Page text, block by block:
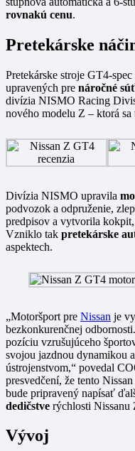
rovnakú cenu.
Pretekárske
Pretekárske stroje GT4-
upravených pre náročné
divízia NISMO Racing
nového modelu Z – ktorá sa
Divízia NISMO upravila
podvozok a odpruženie,
predpisov a vytvorila
Vzniklo tak pretekárske
aspektech.
„Motoršport pre Nissan je
bezkonkurenčnej
pozíciu vzrušujúceho
svojou jazdnou dynamikou
ústrojenstvom,“ povedal
presvedčení, že tento
bude pripravený napísať
dedičstve rýchlosti Nissanu
Vývoj